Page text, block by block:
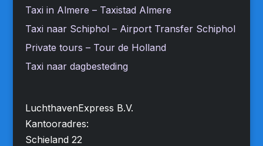
Taxi in Almere – Taxistad Almere
Taxi naar Schiphol – Airport Transfer Schiphol
Private tours – Tour de Holland
Taxi naar dagbesteding
LuchthavenExpress B.V.
Kantooradres:
Schieland 22